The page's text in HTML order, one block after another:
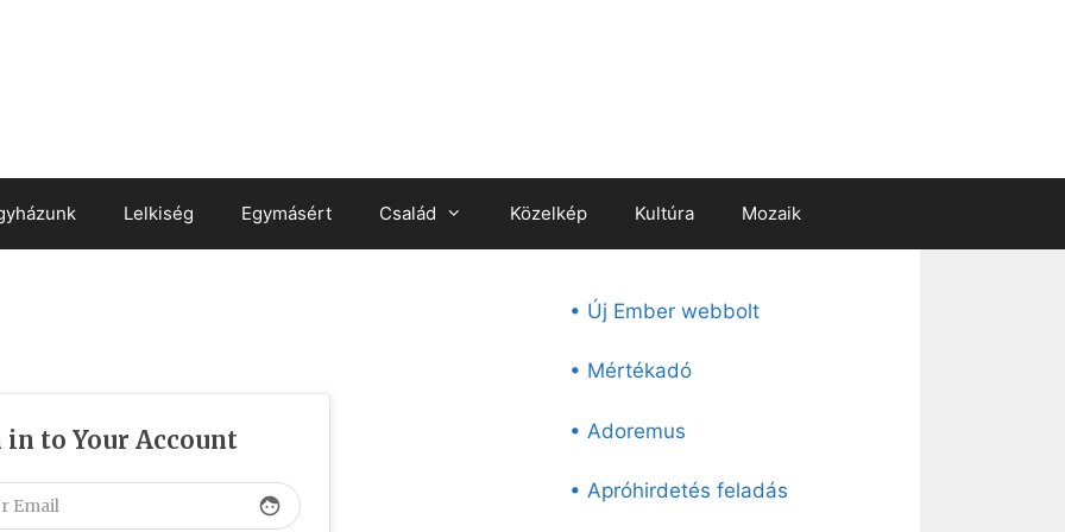
Lelkiség Egymásért Család Közelkép Kultúra Mozaik
in to Your Account
face
• Új Ember webbolt
• Mértékadó
• Adoremus
• Apróhirdetés feladás